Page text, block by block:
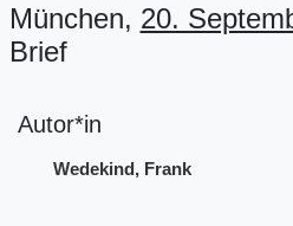
München, 20.
Brief
Autor*in
Wedekind, Frank